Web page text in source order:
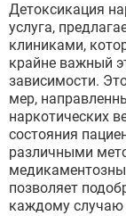
Детоксикация
услуга,
клиниками,
крайне важный
зависимости.
мер,
наркотических
состояния
различными
позволяет
каждому случаю